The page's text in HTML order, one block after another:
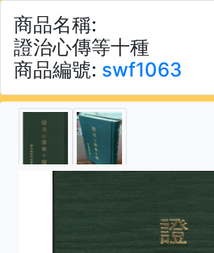
商品名稱:
證治心傳等十種
商品編號: swf1063